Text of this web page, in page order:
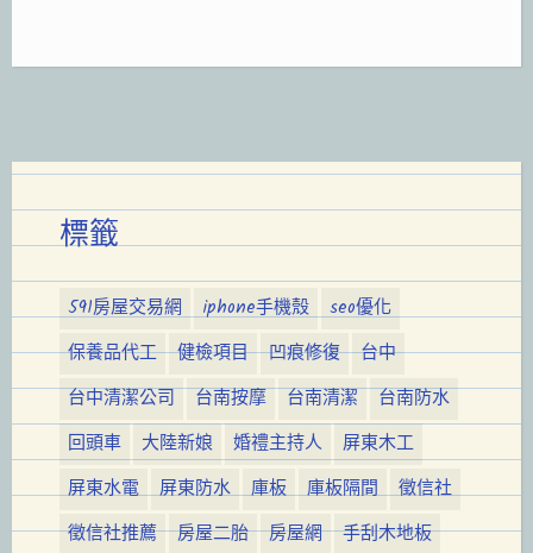
標籤
591房屋交易網 iphone手機殼
seo優化
保養品代工
健檢項目 凹痕修復
台中
台中清潔公司
台南按摩 台南清潔
台南防水
回頭車
大陸新娘 婚禮主持人
屏東木工
屏東水電
屏東防水 庫板 庫板隔間
徵信社
徵信社推薦
房屋二胎 房屋網
手刮木地板